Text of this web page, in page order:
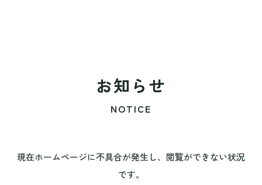
お知らせ
NOTICE
現在ホームページに不具合が発生し、閲覧ができない状況
です。